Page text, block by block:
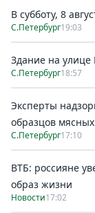
В субботу, 8
С.Петербург19:03
Здание на улице
С.Петербург18:57
Эксперты
образцов
С.Петербург17:10
ВТБ: россияне
образ жизни
Новости17:02